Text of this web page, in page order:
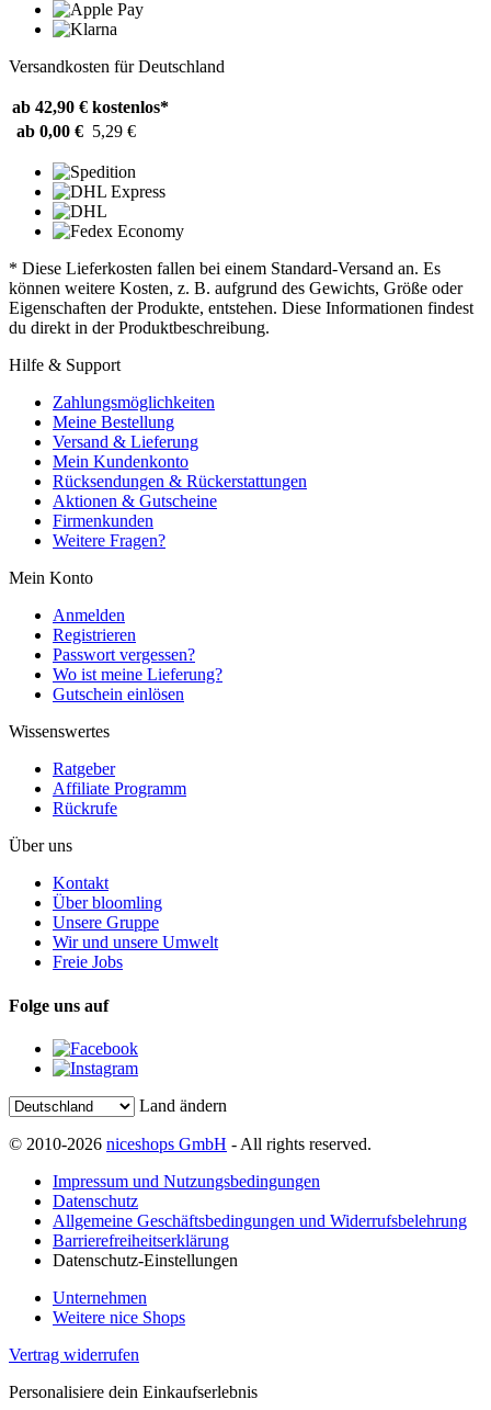
Versandkosten für Deutschland
ab 42,90 € kostenlos*
ab 0,00 € 5,29 €
* Diese Lieferkosten fallen bei einem Standard-Versand an. Es
können weitere Kosten, z. B. aufgrund des Gewichts, Größe oder
Eigenschaften der Produkte, entstehen. Diese Informationen findest
du direkt in der Produktbeschreibung.
Hilfe & Support
Zahlungsmöglichkeiten
Meine Bestellung
Versand & Lieferung
Mein Kundenkonto
Rücksendungen & Rückerstattungen
Aktionen & Gutscheine
Firmenkunden
Weitere Fragen?
Mein Konto
Anmelden
Registrieren
Passwort vergessen?
Wo ist meine Lieferung?
Gutschein einlösen
Wissenswertes
Ratgeber
Affiliate Programm
Rückrufe
Über uns
Kontakt
Über bloomling
Unsere Gruppe
Wir und unsere Umwelt
Freie Jobs
Folge uns auf
Land ändern
© 2010-2026 niceshops GmbH - All rights reserved.
Impressum und Nutzungsbedingungen
Datenschutz
Allgemeine Geschäftsbedingungen und Widerrufsbelehrung
Barrierefreiheitserklärung
Datenschutz-Einstellungen
Unternehmen
Weitere nice Shops
Vertrag widerrufen
Personalisiere dein Einkaufserlebnis